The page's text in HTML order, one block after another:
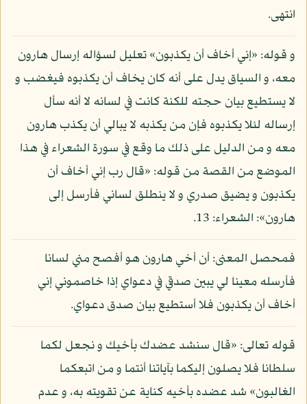
انتهى.
و قوله: «إني أخاف أن يكذبون» تعليل لسؤاله إرسال هارون
معه، و السياق يدل على أنه كان يخاف أن يكذبوه فيغضب و
لا يستطيع بيان حجته للكنة كانت في لسانه لا أنه سأل
إرساله لئلا يكذبوه فإن من يكذبه لا يبالي أن يكذب هارون
معه و من الدليل على ذلك ما وقع في سورة الشعراء في هذا
الموضع من القصة من قوله: «قال رب إني أخاف أن
يكذبون و يضيق صدري و لا ينطلق لساني فأرسل إلى
هارون»: الشعراء: 13.
فمحصل المعنى: أن أخي هارون هو أفصح مني لسانا
فأرسله معينا لي يبين صدقي في دعواي إذا خاصموني إني
أخاف أن يكذبون فلا أستطيع بيان صدق دعواي.
قوله تعالى: «قال سنشد عضدك بأخيك و نجعل لكما
سلطانا فلا يصلون إليكما بآياتنا أنتما و من اتبعكما
الغالبون» شد عضده بأخيه كناية عن تقويته به، و عدم